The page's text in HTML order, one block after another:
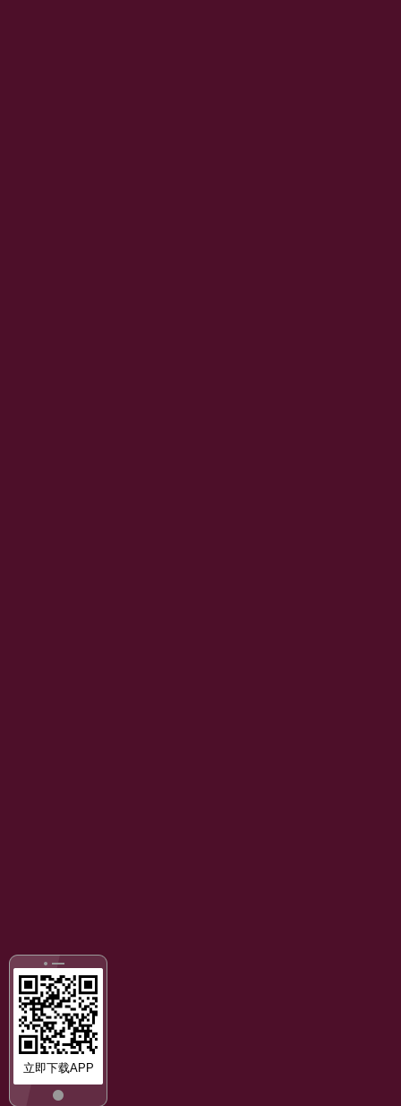
立即下载APP